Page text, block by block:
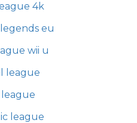
4k
eu
wii u
league
league
league